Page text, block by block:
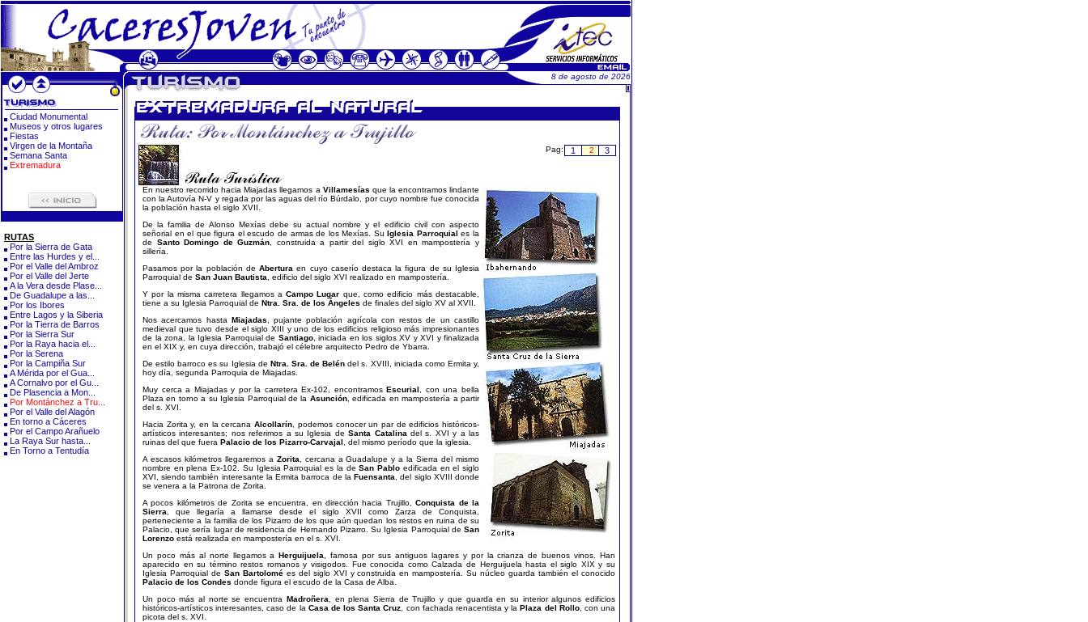
Ciudad Monumental
Museos y otros lugares
Fiestas
Virgen de la Montaña
Semana Santa
Extremadura
RUTAS
Por la Sierra de Gata
Entre las Hurdes y el...
Por el Valle del Ambroz
Por el Valle del Jerte
A la Vera desde Plase...
De Guadalupe a las...
Por los Ibores
Entre Lagos y la Siberia
Por la Tierra de Barros
Por la Sierra Sur
Por la Raya hacia el...
Por la Serena
Por la Campiña Sur
A Mérida por el Gua...
A Cornalvo por el Gu...
De Plasencia a Mon...
Por Montánchez a Tru...
Por el Valle del Alagón
En torno a Cáceres
Por el Campo Arañuelo
La Raya Sur hasta...
En Torno a Tentudía
8 de agosto de 2026
1 2 3
Pag:
En nuestro recorrido hacia Miajadas llegamos a Villamesías que la encontramos lindante
con la Autovía N-V y regada por las aguas del río Búrdalo, por cuyo nombre fue conocida
la población hasta el siglo XVII.
De la familia de Alonso Mexías debe su actual nombre y el edificio civil con aspecto
señorial en el que figura el escudo de armas de los Mexías. SuIglesia Parroquial es la
de Santo Domingo de Guzmán , construida a partir del siglo XVI en mampostería y
sillería.
Pasamos por la población deAbertura en cuyo caserío destaca la figura de su Iglesia
Parroquial de San Juan Bautista , edificio del siglo XVI realizado en mampostería.
Y por la misma carretera llegamos aCampo Lugar que, como edificio más destacable,
tiene a su Iglesia Parroquial de Ntra. Sra. de los Ángeles de finales del siglo XV al XVII.
Nos acercamos hasta Miajadas , pujante población agrícola con restos de un castillo
medieval que tuvo desde el siglo XIII y uno de los edificios religioso más impresionantes
de la zona, la Iglesia Parroquial de Santiago, iniciada en los siglos XV y XVI y finalizada
en el XIX y, en cuya dirección, trabajó el célebre arquitecto Pedro de Ybarra.
De estilo barroco es su Iglesia de Ntra. Sra. de Belén del s. XVIII, iniciada como Ermita y,
hoy día, segunda Parroquia de Miajadas.
Muy cerca a Miajadas y por la carretera Ex-102, encontramosEscurial
, con una bella
Plaza en torno a su Iglesia Parroquial de la Asunción, edificada en mampostería a partir
del s. XVI.
Hacia Zorita y, en la cercanaAlcollarín , podemos conocer un par de edificios históricos-
artísticos interesantes; nos referimos a su Iglesia deSanta Catalina del s. XVI y a las
ruinas del que fuera Palacio de los Pizarro-Carvajal , del mismo período que la iglesia.
A escasos kilómetros llegaremos a Zorita , cercana a Guadalupe y a la Sierra del mismo
nombre en plena Ex-102. Su Iglesia Parroquial es la deSan Pablo edificada en el siglo
XVI, siendo también interesante la Ermita barroca de laFuensanta , del siglo XVIII donde
se venera a la Patrona de Zorita.
A pocos kilómetros de Zorita se encuentra, en dirección hacia Trujillo,Conquista de la
Sierra , que llegaría a llamarse desde el siglo XVII como Zarza de Conquista,
perteneciente a la familia de los Pizarro de los que aún quedan los restos en ruina de su
Palacio, que sería lugar de residencia de Hernando Pizarro. Su Iglesia Parroquial de San
Lorenzo está realizada en mampostería en el s. XVI.
Un poco más al norte llegamos aHerguijuela
, famosa por sus antiguos lagares y por la crianza de buenos vinos. Han
aparecido en su término restos romanos y visigodos. Fue conocida como Calzada de Herguijuela hasta el siglo XIX y su
Iglesia Parroquial de San Bartolomées del siglo XVI y construida en mampostería. Su núcleo guarda también el conocido
Palacio de los Condes donde figura el escudo de la Casa de Alba.
Un poco más al norte se encuentra Madroñera , en plena Sierra de Trujillo y que guarda en su interior algunos edificios
históricos-artísticos interesantes, caso de la Casa de los Santa Cruz , con fachada renacentista y laPlaza del Rollo, con una
picota del s. XVI.